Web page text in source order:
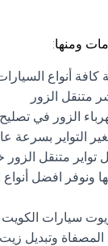
ومنها:
أنواع
متنقل الزور
الزور في
التواير بسرعة
تواير متنقل
ونوفر افضل
سيارات
وتبديل